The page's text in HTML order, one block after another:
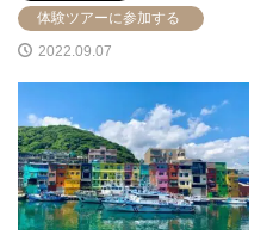
体験ツアーに参加する
2022.09.07